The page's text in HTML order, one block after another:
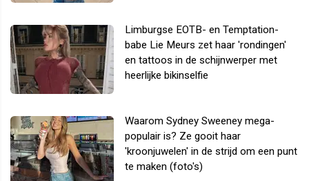
Limburgse EOTB- en Temptation-
babe Lie Meurs zet haar 'rondingen'
en tattoos in de schijnwerper met
heerlijke bikinselfie
Waarom Sydney Sweeney mega-
populair is? Ze gooit haar
'kroonjuwelen' in de strijd om een punt
te maken (foto's)